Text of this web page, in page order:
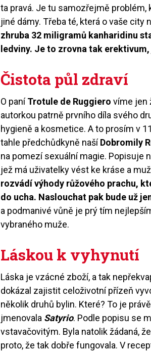
ta pravá. Je tu samozřejmě
jiné dámy. Třeba té, která o vaše city
zhruba 32 miligramů kanharidinu
ledviny. Je to zrovna tak
Čistota půl zdraví
O paníTrotule de Ruggiero víme jen
autorkou patrně prvního díla svého
hygieně a kosmetice. A to prosím v
tahle předchůdkyně našíDobromily
na pomezí sexuální magie. Popisuje
jež má uživatelky vést ke kráse a
rozvádí výhody růžového prachu,
do ucha. Naslouchat pak bude už
a podmanivé vůně je prý tím
vybraného muže.
Láskou k vyhynutí
Láska je vzácné zboží, a tak
dokázal zajistit celoživotní přízeň
několik druhů bylin. Které? To je
jmenovala Satyrio. Podle popisu se
vstavačovitým. Byla natolik žádaná,
proto, že tak dobře fungovala. V